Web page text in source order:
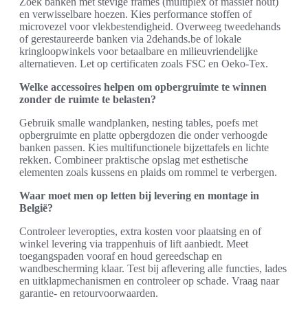
en verwisselbare hoezen. Kies performance stoffen of
microvezel voor vlekbestendigheid. Overweeg tweedehands
of gerestaureerde banken via 2dehands.be of lokale
kringloopwinkels voor betaalbare en milieuvriendelijke
alternatieven. Let op certificaten zoals FSC en Oeko‑Tex.
Welke accessoires helpen om opbergruimte te winnen
zonder de ruimte te belasten?
Gebruik smalle wandplanken, nesting tables, poefs met
opbergruimte en platte opbergdozen die onder verhoogde
banken passen. Kies multifunctionele bijzettafels en lichte
rekken. Combineer praktische opslag met esthetische
elementen zoals kussens en plaids om rommel te verbergen.
Waar moet men op letten bij levering en montage in
België?
Controleer leveropties, extra kosten voor plaatsing en of
winkel levering via trappenhuis of lift aanbiedt. Meet
toegangspaden vooraf en houd gereedschap en
wandbescherming klaar. Test bij aflevering alle functies, lades
en uitklapmechanismen en controleer op schade. Vraag naar
garantie- en retourvoorwaarden.